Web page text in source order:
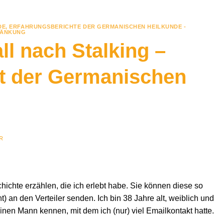
,ERFAHRUNGSBERICHTE DER GERMANISCHEN HEILKUNDE -
nach Stalking –
der Germanischen
erzählen, die ich erlebt habe. Sie können diese so
an den Verteiler senden. Ich bin 38 Jahre alt, weiblich und
Mann kennen, mit dem ich (nur) viel Emailkontakt hatte.